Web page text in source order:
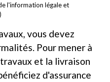
l'information légale et
vous devez
Pour mener à
et la livraison
d'assurance